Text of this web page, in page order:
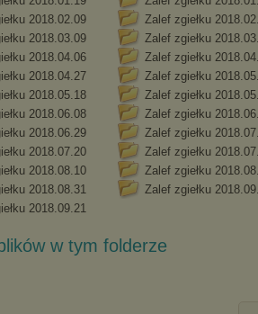
2018.02.09
Zalef zgiełku
2018.03.09
Zalef zgiełku
2018.04.06
Zalef zgiełku
2018.04.27
Zalef zgiełku
2018.05.18
Zalef zgiełku
2018.06.08
Zalef zgiełku
2018.06.29
Zalef zgiełku
2018.07.20
Zalef zgiełku
2018.08.10
Zalef zgiełku
2018.08.31
Zalef zgiełku
2018.09.21
w tym folderze